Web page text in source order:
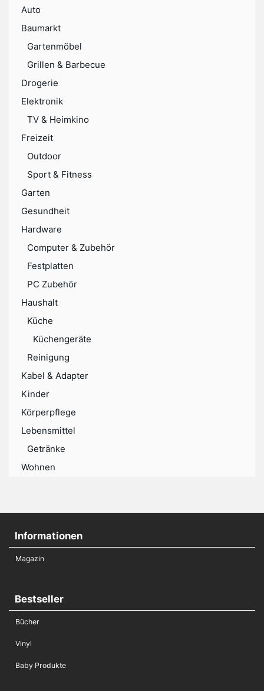
Auto
Baumarkt
Gartenmöbel
Grillen & Barbecue
Drogerie
Elektronik
TV & Heimkino
Freizeit
Outdoor
Sport & Fitness
Garten
Gesundheit
Hardware
Computer & Zubehör
Festplatten
PC Zubehör
Haushalt
Küche
Küchengeräte
Reinigung
Kabel & Adapter
Kinder
Körperpflege
Lebensmittel
Getränke
Wohnen
Informationen
Magazin
Bestseller
Bücher
Vinyl
Baby Produkte